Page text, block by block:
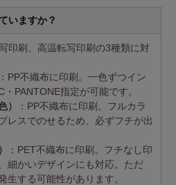
いますか？
印刷、高温転写印刷の3種類に対
：PP不織布に印刷。一色ずつイン
PANTONE指定が可能です。
）
：PP不織布に印刷。フルカラ
レスでのせるため、必ずフチが出
：PET不織布に印刷。フチなし印
細かいデザインにも対応。ただ
生する可能性があります。